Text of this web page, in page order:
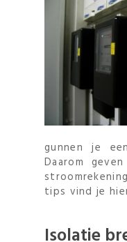
gunnen je
Daarom
tips vind je
Isolatie